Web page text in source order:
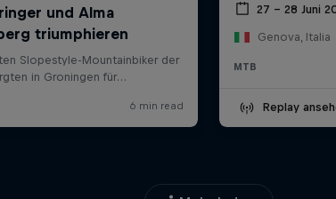
27 – 28 Juni
Genova, Italia
MTB
Replay